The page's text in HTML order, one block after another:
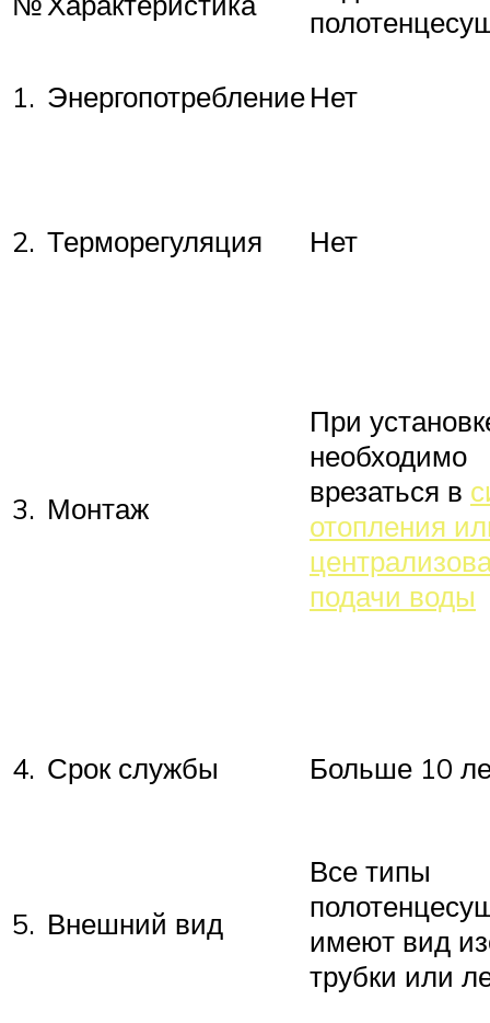
1. ЭнергопотреблениеНет
2. Терморегуляция Нет
3. Монтаж
При
необходимо
врезаться в
отопления
подачи воды
4. Срок службы Больше 10
5. Внешний вид
Все типы
имеют вид
трубки или